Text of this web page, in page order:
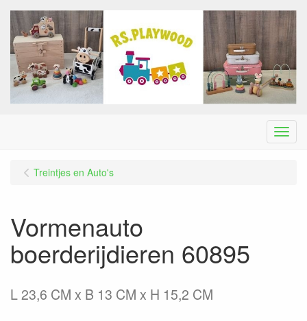
Menu
Treintjes en Auto's
Vormenauto
boerderijdieren 60895
L 23,6 CM x B 13 CM x H 15,2 CM